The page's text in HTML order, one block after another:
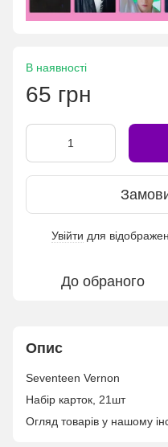
В наявності
65 грн
Увійти для
До обраного
Опис
Seventeen Vernon
Набір карток, 21шт
Огляд товарів у нашому